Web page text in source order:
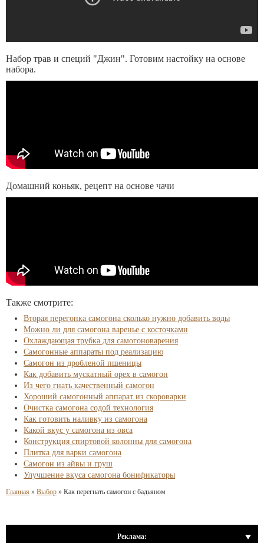
Набор трав и специй "Джин". Готовим настойку на основе
набора.
Домашний коньяк, рецепт на основе чачи
Также смотрите:
Вторая перегонка самогона сколько нужно добавить воды
Можно ли для самогона варенье с косточками
Охлаждающая трубка для самогоноварения
Самогонные аппараты под реализацию
Самогон из дробленой пшеницы
Как добавить мускатный орех в самогон
Из чего гнать качественный самогон
Хороший самогонный аппарат из скороварки
Очистка самогона содой технология
Как готовить наливку из самогона
Какой вкус у самогона из овса
Конструкция спиртовой колонны для самогона
Плитка для варки самогона
Самогон из айвы и груш
Улучшение вкуса самогона бонификаторы
Главная » Выбор » Как перегнать самогон с бадьяном
Реклама: